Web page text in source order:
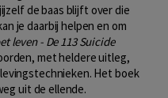
de baas blijft over die
je daarbij helpen en om
leven - De 113 Suicide
met heldere uitleg,
Het boek
uit de ellende.